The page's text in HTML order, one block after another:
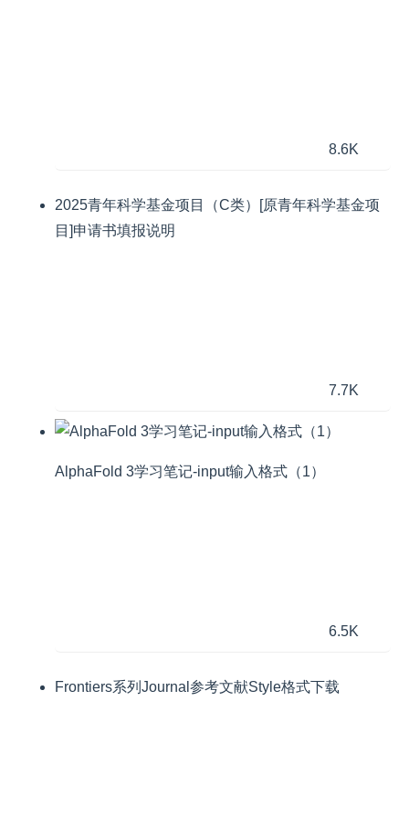
8.6K
2025青年科学基金项目（C类）[原青年科学基金项
目]申请书填报说明
7.7K
AlphaFold 3学习笔记-input输入格式（1）
6.5K
Frontiers系列Journal参考文献Style格式下载